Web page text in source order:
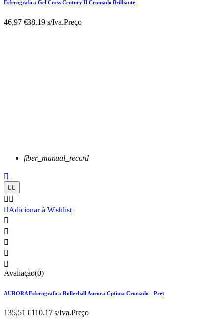
Esferografica Gel Cross Century II Cromado Brilhante
46,97 €38.19 s/Iva.Preço
fiber_manual_record


 
Adicionar à Wishlist





Avaliação(0)
AURORA Esferografica Rollerball Aurora Optima Cromado - Pret
135,51 €110.17 s/Iva.Preço